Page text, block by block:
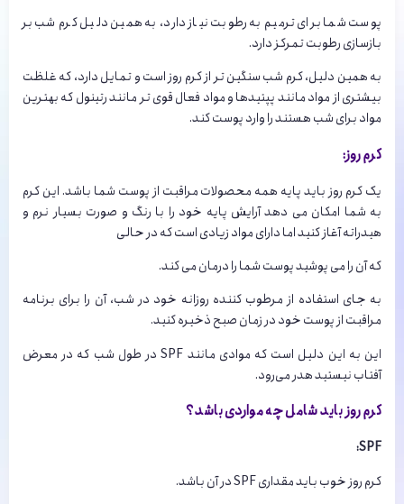
پوست شما برای ترمیم به رطوبت نیاز دارد، به همین دلیل کرم شب بر
بازسازی رطوبت تمرکز دارد.
به همین دلیل، کرم شب سنگین تر از کرم روز است و تمایل دارد، که غلظت
بیشتری از مواد مانند پپتیدها و مواد فعال قوی تر مانند رتینول که بهترین
مواد برای شب هستند را وارد پوست کند.
کرم روز:
یک کرم روز باید پایه همه محصولات مراقبت از پوست شما باشد. این کرم
به شما امکان می دهد آرایش پایه خود را با رنگ و صورت بسیار نرم و
هیدراته آغاز کنید اما دارای مواد زیادی است که در حالی
که آن را می پوشید پوست شما را درمان می کند.
به جای استفاده از مرطوب کننده روزانه خود در شب، آن را برای برنامه
مراقبت از پوست خود در زمان صبح ذخیره کنید.
این به این دلیل است که موادی مانند SPF در طول شب که در معرض
آفتاب نیستید هدر می‌رود‌.
کرم روز باید شامل چه مواردی باشد؟
SPF:
کرم روز خوب باید مقداری SPF در آن باشد.